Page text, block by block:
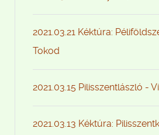
2021.03.21 Kéktúra:
Tokod
2021.03.15 Pilisszentlászló -
2021.03.13 Kéktúra: